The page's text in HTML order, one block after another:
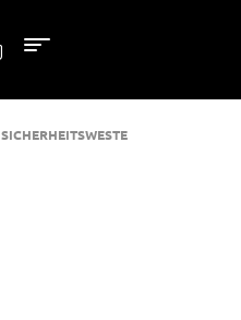
SICHERHEITSWESTE